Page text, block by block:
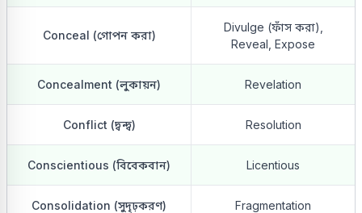
Conceal (গোপন করা)
Divulge (ফাঁস করা),
Reveal, Expose
Concealment (লুকায়ন) Revelation
Conflict (দ্বন্দ্ব) Resolution
Conscientious (বিবেকবান) Licentious
Consolidation (সুদৃঢ়করণ) Fragmentation